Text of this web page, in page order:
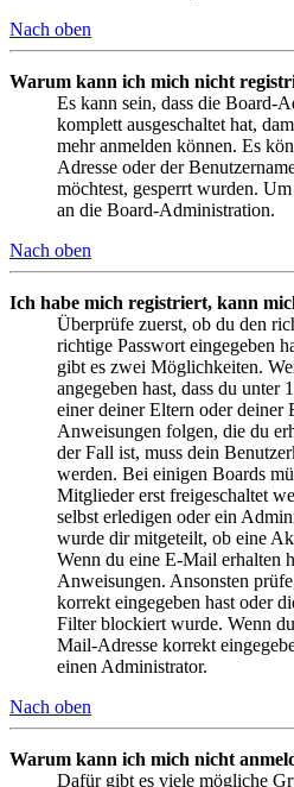
Nach oben
Warum kann ich mich nicht
Es kann sein, dass die Board-
komplett ausgeschaltet hat,
mehr anmelden können. Es
Adresse oder der
möchtest, gesperrt wurden.
an die Board-Administration.
Nach oben
Ich habe mich registriert, kann
Überprüfe zuerst, ob du den
richtige Passwort eingegeben
gibt es zwei Möglichkeiten.
angegeben hast, dass du unter
einer deiner Eltern oder deiner
Anweisungen folgen, die du
der Fall ist, muss dein
werden. Bei einigen Boards
Mitglieder erst freigeschaltet
selbst erledigen oder ein
wurde dir mitgeteilt, ob eine
Wenn du eine E-Mail erhalten
Anweisungen. Ansonsten
korrekt eingegeben hast oder
Filter blockiert wurde. Wenn
Mail-Adresse korrekt
einen Administrator.
Nach oben
Warum kann ich mich nicht
Dafür gibt es viele mögliche